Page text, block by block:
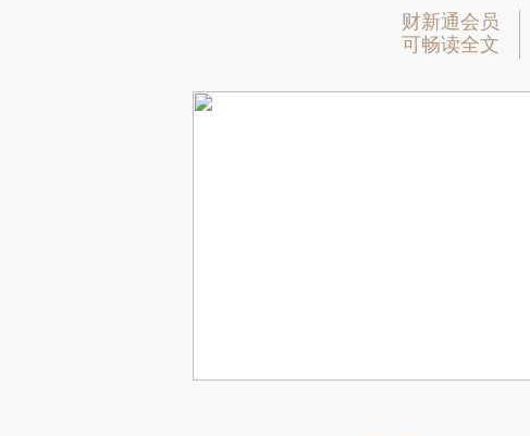
财新通会员
可畅读全文